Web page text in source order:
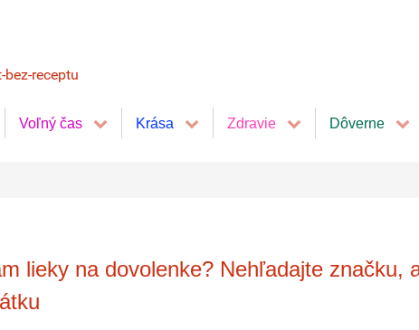
receptu
Voľný čas Krása Zdravie Dôverne
lieky na dovolenke? Nehľadajte značku,